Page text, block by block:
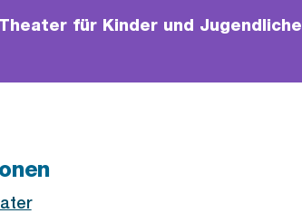
für Kinder und Jugendliche